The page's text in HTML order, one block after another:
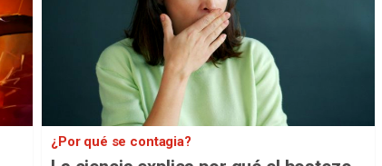
¿Por qué se contagia?